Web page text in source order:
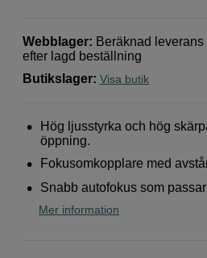
Webblager: Beräknad
efter lagd beställning
Butikslager: Visa butik
Hög ljusstyrka och hög
öppning.
Fokusomkopplare med
Snabb autofokus som
Mer information